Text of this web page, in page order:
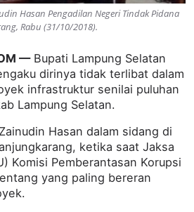
Hasan Pengadilan Negeri Tindak Pidana
Rabu (31/10/2018).
—Bupati Lampung Selatan
dirinya tidak terlibat dalam
infrastruktur senilai puluhan
Lampung Selatan.
Hasan dalam sidang di
ketika saat Jaksa
Komisi Pemberantasan Korupsi
yang paling bereran